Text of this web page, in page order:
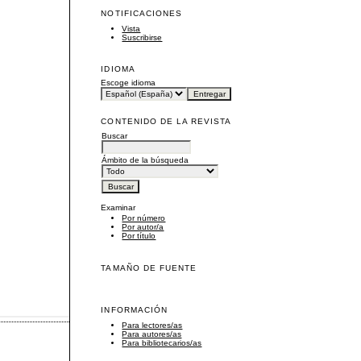
NOTIFICACIONES
Vista
Suscribirse
IDIOMA
Escoge idioma
CONTENIDO DE LA REVISTA
Buscar
Ámbito de la búsqueda
Examinar
Por número
Por autor/a
Por título
TAMAÑO DE FUENTE
INFORMACIÓN
Para lectores/as
Para autores/as
Para bibliotecarios/as